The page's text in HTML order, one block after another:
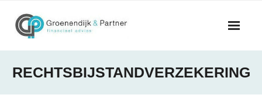
content
RECHTSBIJSTANDVERZEKERING